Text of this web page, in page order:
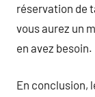
réservation de
vous aurez un
en avez besoin.
En conclusion,